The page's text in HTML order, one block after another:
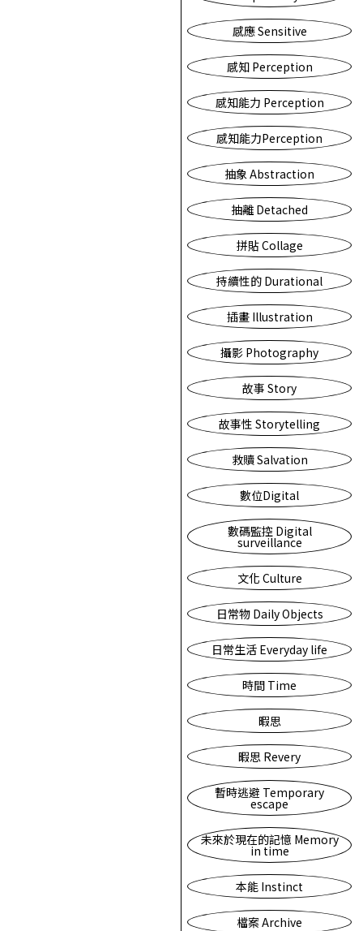
感應 Sensitive
感知 Perception
感知能力 Perception
感知能力Perception
抽象 Abstraction
抽離 Detached
拼貼 Collage
持續性的 Durational
插畫 Illustration
攝影 Photography
故事 Story
故事性 Storytelling
救贖 Salvation
數位Digital
數碼監控 Digital
surveillance
文化 Culture
日常物 Daily Objects
日常生活 Everyday life
時間 Time
暇思
暇思 Revery
暫時逃避 Temporary
escape
未來於現在的記憶 Memory
in time
本能 Instinct
檔案 Archive